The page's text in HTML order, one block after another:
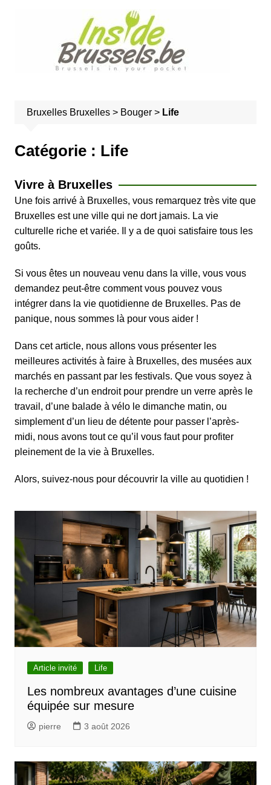
Bruxelles Bruxelles> Bouger> Life
Catégorie : Life
Vivre à Bruxelles
Une fois arrivé à Bruxelles, vous remarquez très vite que
Bruxelles est une ville qui ne dort jamais. La vie
culturelle riche et variée. Il y a de quoi satisfaire tous les
goûts.
Si vous êtes un nouveau venu dans la ville, vous vous
demandez peut-être comment vous pouvez vous
intégrer dans la vie quotidienne de Bruxelles. Pas de
panique, nous sommes là pour vous aider !
Dans cet article, nous allons vous présenter les
meilleures activités à faire à Bruxelles, des musées aux
marchésen passant par les festivals. Que vous soyez à
la recherche d’un endroit pour prendre un verre après le
travail , d’unebalade à vélole dimanche matin, ou
simplement d’un lieu de détente pour passer l’après-
midi, nous avons tout ce qu’il vous faut pour profiter
pleinement de la vie à Bruxelles.
Alors, suivez-nous pour découvrir la ville au quotidien !
Article invité Life
Les nombreux avantages d’une cuisine
équipée sur mesure
pierre 3 août 2026